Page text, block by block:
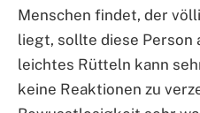
Menschen findet, der
liegt, sollte diese Person
leichtes Rütteln kann
keine Reaktionen zu